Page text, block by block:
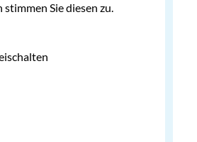
Sie diesen zu.